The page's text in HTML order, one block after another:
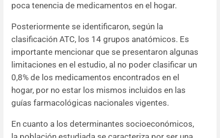
poca tenencia de medicamentos en el hogar.
Posteriormente se identificaron, según la
clasificación ATC, los 14 grupos anatómicos. Es
importante mencionar que se presentaron algunas
limitaciones en el estudio, al no poder clasificar un
0,8% de los medicamentos encontrados en el
hogar, por no estar los mismos incluidos en las
guías farmacológicas nacionales vigentes.
En cuanto a los determinantes socioeconómicos,